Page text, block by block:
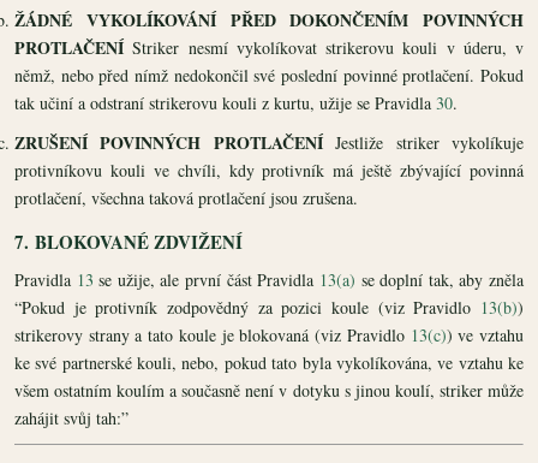
ŽÁDNÉ VYKOLÍKOVÁNÍ PŘED DOKONČENÍM POVINNÝCH
PROTLAČENÍ Striker nesmí vykolíkovat strikerovu kouli v úderu, v
němž, nebo před nímž nedokončil své poslední povinné protlačení. Pokud
tak učiní a odstraní strikerovu kouli z kurtu, užije se Pravidla 30.
ZRUŠENÍ POVINNÝCH PROTLAČENÍJestliže striker vykolíkuje
protivníkovu kouli ve chvíli, kdy protivník má ještě zbývající povinná
protlačení, všechna taková protlačení jsou zrušena.
7. BLOKOVANÉ ZDVIŽENÍ
Pravidla 13 se užije, ale první část Pravidla 13(a) se doplní tak, aby zněla
“Pokud je protivník zodpovědný za pozici koule (viz Pravidlo 13(b))
strikerovy strany a tato koule je blokovaná (viz Pravidlo 13(c)) ve vztahu
ke své partnerské kouli, nebo, pokud tato byla vykolíkována, ve vztahu ke
všem ostatním koulím a současně není v dotyku s jinou koulí, striker může
zahájit svůj tah:”